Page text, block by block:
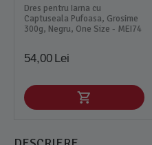
Dres pentru Iarna cu
Captuseala Pufoasa, Grosime
300g, Negru, One Size - MEI74
54,00 Lei